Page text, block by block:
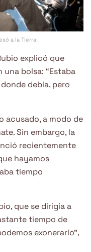
a la Tierra.
explicó que
bolsa: “Estaba
debía, pero
acusado, a modo de
Sin embargo, la
recientemente
hayamos
tiempo
que se dirigía a
tiempo de
exonerarlo”,